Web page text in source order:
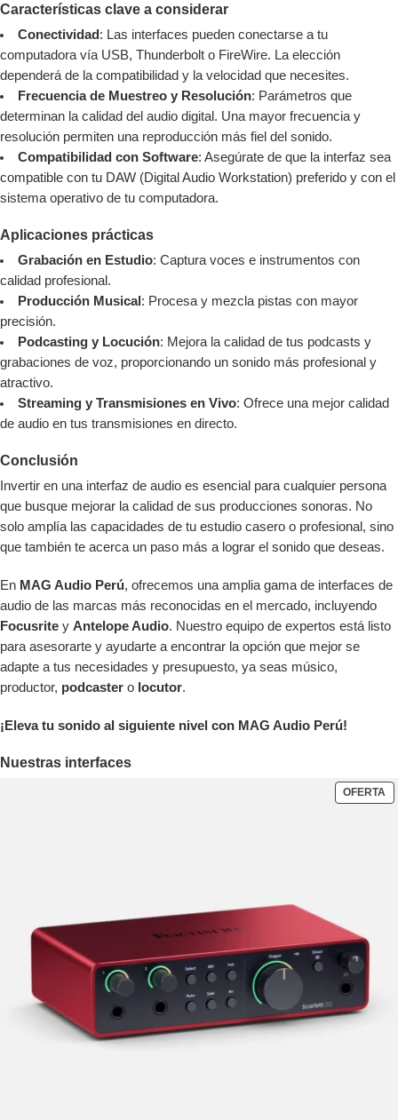
Características clave a considerar
Conectividad : Las interfaces pueden conectarse a tu
computadora vía USB, Thunderbolt o FireWire. La elección
dependerá de la compatibilidad y la velocidad que necesites.
Frecuencia de Muestreo y Resolución: Parámetros que
determinan la calidad del audio digital. Una mayor frecuencia y
resolución permiten una reproducción más fiel del sonido.
Compatibilidad con Software: Asegúrate de que la interfaz sea
compatible con tu DAW (Digital Audio Workstation) preferido y con el
sistema operativo de tu computadora.
Aplicaciones prácticas
Grabación en Estudio: Captura voces e instrumentos con
calidad profesional.
Producción Musical : Procesa y mezcla pistas con mayor
precisión.
Podcasting y Locución: Mejora la calidad de tus podcasts y
grabaciones de voz, proporcionando un sonido más profesional y
atractivo.
Streaming y Transmisiones en Vivo: Ofrece una mejor calidad
de audio en tus transmisiones en directo.
Conclusión
Invertir en una interfaz de audio es esencial para cualquier persona
que busque mejorar la calidad de sus producciones sonoras. No
solo amplía las capacidades de tu estudio casero o profesional, sino
que también te acerca un paso más a lograr el sonido que deseas.
En MAG Audio Perú, ofrecemos una amplia gama de interfaces de
audio de las marcas más reconocidas en el mercado, incluyendo
Focusrite y Antelope Audio. Nuestro equipo de expertos está listo
para asesorarte y ayudarte a encontrar la opción que mejor se
adapte a tus necesidades y presupuesto, ya seas músico,
productor, podcaster o locutor.
¡Eleva tu sonido al siguiente nivel con MAG Audio Perú!
Nuestras interfaces
OFERTA